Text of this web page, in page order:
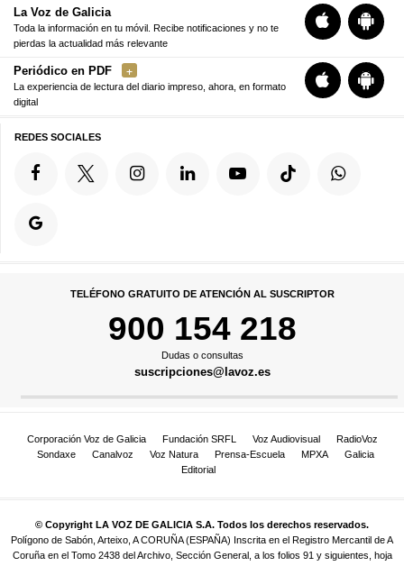
La Voz de Galicia
Toda la información en tu móvil. Recibe notificaciones y no te
pierdas la actualidad más relevante
Periódico en PDF
La experiencia de lectura del diario impreso, ahora, en formato
digital
REDES SOCIALES
TELÉFONO GRATUITO DE ATENCIÓN AL SUSCRIPTOR
900 154 218
Dudas o consultas
suscripciones@lavoz.es
Corporación Voz de Galicia Fundación SRFL Voz Audiovisual
RadioVoz
Sondaxe
Canalvoz Voz Natura Prensa-Escuela MPXA
Galicia
Editorial
© Copyright LA VOZ DE GALICIA S.A. Todos los derechos reservados.
Polígono de Sabón, Arteixo, A CORUÑA (ESPAÑA) Inscrita en el Registro Mercantil de A
Coruña en el Tomo 2438 del Archivo, Sección General, a los folios 91 y siguientes, hoja